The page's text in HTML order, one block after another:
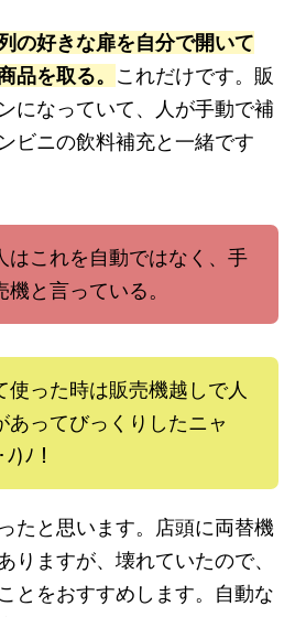
の好きな扉を自分で開いて
品を取る。 これだけです。販
になっていて、人が手動で補
ビニの飲料補充と一緒です
はこれを自動ではなく、手
機と言っている。
使った時は販売機越しで人
あってびっくりしたニャ
)ﾉ！
たと思います。店頭に両替機
りますが、壊れていたので、
とをおすすめします。自動な